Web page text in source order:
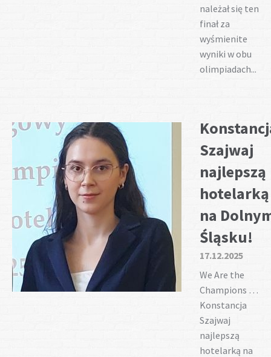
należał się ten
finał za
wyśmienite
wyniki w obu
olimpiadach...
Szajwaj
najlepszą
hotelarką
na
Śląsku!
17.12.2025
We Are the
Champions …
Konstancja
Szajwaj
najlepszą
hotelarką na